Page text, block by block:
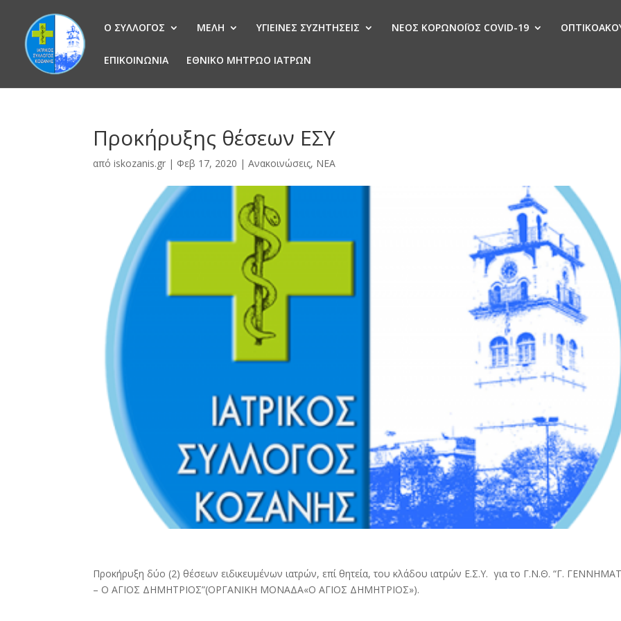
Ο ΣΥΛΛΟΓΟΣ ΜΕΛΗ ΥΓΙΕΙΝΕΣ ΣΥΖΗΤΗΣΕΙΣ ΝΕΟΣ ΚΟΡΩΝΟΪΟΣ COVID-19
ΕΠΙΚΟΙΝΩΝΙΑ ΕΘΝΙΚΟ ΜΗΤΡΩΟ ΙΑΤΡΩΝ
Προκήρυξης θέσεων ΕΣΥ
απόiskozanis.gr | Φεβ 17, 2020 |Ανακοινώσεις, ΝΕΑ
Προκήρυξη δύο (2) θέσεων ειδικευμένων ιατρών, επί θητεία, του κλάδου ιατρών Ε.Σ.Υ. για το Γ.Ν.Θ. “Γ.
– Ο ΑΓΙΟΣ ΔΗΜΗΤΡΙΟΣ”(ΟΡΓΑΝΙΚΗ ΜΟΝΑΔΑ«Ο ΑΓΙΟΣ ΔΗΜΗΤΡΙΟΣ»).